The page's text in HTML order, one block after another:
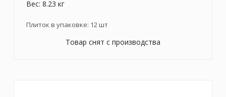
Вес: 8.23 кг
Плиток в упаковке: 12шт
Товар снят с производства